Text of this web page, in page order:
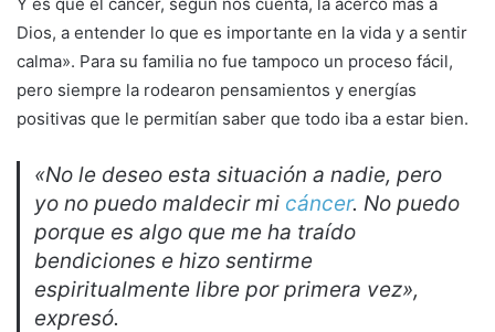
Dios, a entender lo que es importante en la vida y a sentir
calma». Para su familia no fue tampoco un proceso fácil,
pero siempre la rodearon pensamientos y energías
positivas que le permitían saber que todo iba a estar bien.
«No le deseo esta situación a nadie, pero
yo no puedo maldecir mi cáncer. No puedo
porque es algo que me ha traído
bendiciones e hizo sentirme
espiritualmente libre por primera vez»,
expresó.